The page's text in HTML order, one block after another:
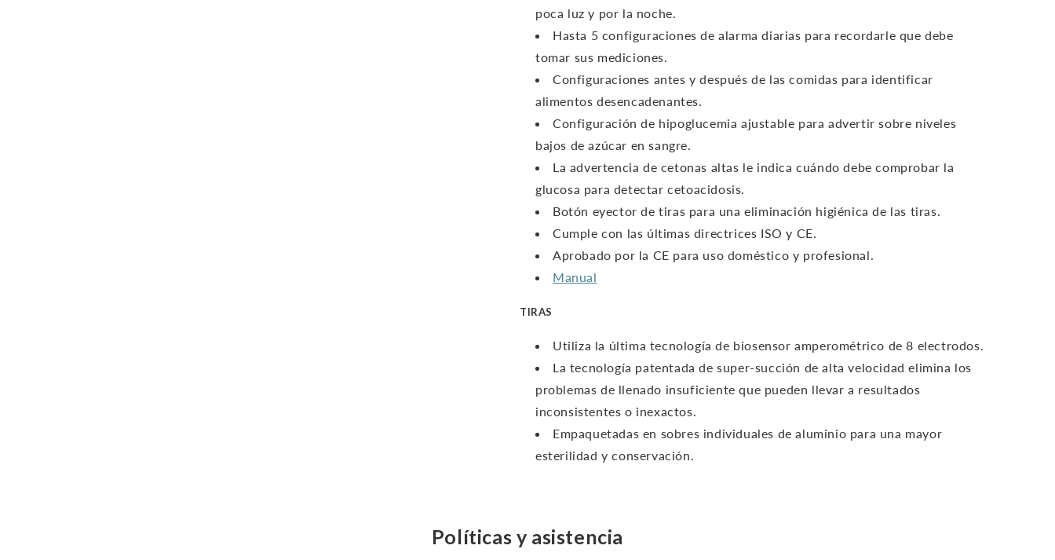
poca luz y por la noche.
Hasta 5 configuraciones de alarma diarias para recordarle que debe
tomar sus mediciones.
Configuraciones antes y después de las comidas para identificar
alimentos desencadenantes.
Configuración de hipoglucemia ajustable para advertir sobre niveles
bajos de azúcar en sangre.
La advertencia de cetonas altas le indica cuándo debe comprobar la
glucosa para detectar cetoacidosis.
Botón eyector de tiras para una eliminación higiénica de las tiras.
Cumple con las últimas directrices ISO y CE.
Aprobado por la CE para uso doméstico y profesional.
Manual
TIRAS
Utiliza la última tecnología de biosensor amperométrico de 8 electrodos.
La tecnología patentada de super-succión de alta velocidad elimina los
problemas de llenado insuficiente que pueden llevar a resultados
inconsistentes o inexactos.
Empaquetadas en sobres individuales de aluminio para una mayor
esterilidad y conservación.
Políticas y asistencia